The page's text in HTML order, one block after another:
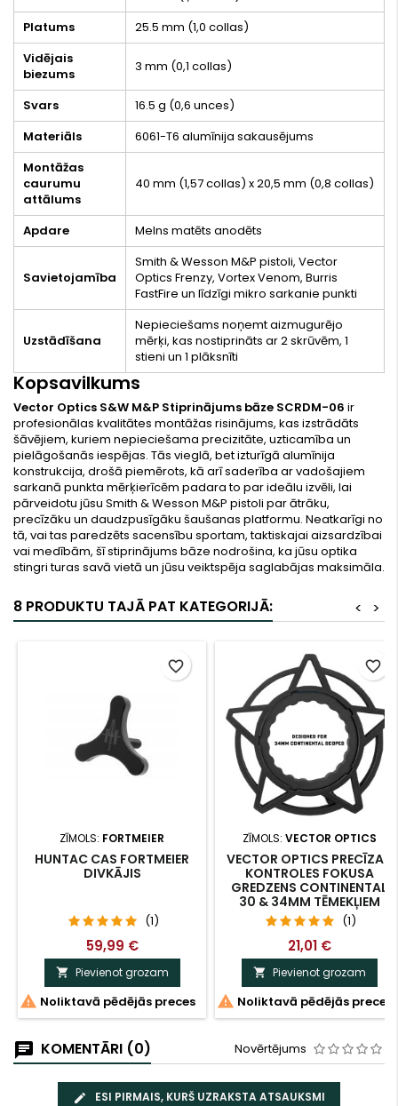
Platums
25.5 mm (1,0 collas)
Vidējais
biezums
3 mm (0,1 collas)
Svars
16.5 g (0,6 unces)
Materiāls
6061-T6 alumīnija sakausējums
Montāžas
caurumu
attālums
40 mm (1,57 collas) x 20,5 mm (0,8 collas)
Apdare Melns matēts anodēts
Savietojamība
Smith & Wesson M&P pistoli, Vector
Optics Frenzy, Vortex Venom, Burris
FastFire un līdzīgi mikro sarkanie punkti
Uzstādīšana
Nepieciešams noņemt aizmugurējo
mērķi, kas nostiprināts ar 2 skrūvēm, 1
stieni un 1 plāksnīti
Kopsavilkums
Vector Optics S&W M&P Stiprinājums bāze SCRDM-06 ir
profesionālas kvalitātes montāžas risinājums, kas izstrādāts
šāvējiem, kuriem nepieciešama precizitāte, uzticamība un
pielāgošanās iespējas. Tās vieglā, bet izturīgā alumīnija
konstrukcija, drošā piemērots, kā arī saderība ar vadošajiem
sarkanā punkta mērķierīcēm padara to par ideālu izvēli, lai
pārveidotu jūsu Smith & Wesson M&P pistoli par ātrāku,
precīzāku un daudzpusīgāku šaušanas platformu. Neatkarīgi no
tā, vai tas paredzēts sacensību sportam, taktiskajai aizsardzībai
vai medībām, šī stiprinājums bāze nodrošina, ka jūsu optika
stingri turas savā vietā un jūsu veiktspēja saglabājas maksimāla.
8 PRODUKTU TAJĀ PAT KATEGORIJĀ: >
<
ZĪMOLS: FORTMEIER
HUNTAC CAS FORTMEIER
DIVKĀJIS
(1)
59,99 €
 Pievienot grozam
 Noliktavā pēdējās preces
favorite_border
ZĪMOLS: VECTOR OPTICS
VECTOR OPTICS PRECĪZAS
KONTROLES FOKUSA
GREDZENS CONTINENTAL
30 & 34MM TĒMEKĻIEM
(1)
21,01 €
 Pievienot grozam
 Noliktavā pēdējās preces
favorite_border
KOMENTĀRI (0) Novērtējums
ESI PIRMAIS, KURŠ UZRAKSTA ATSAUKSMI